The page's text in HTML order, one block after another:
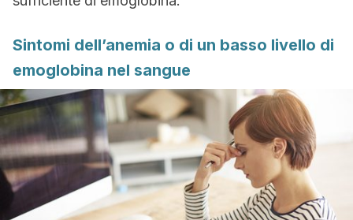
Sintomi dell’anemia o di un basso livello di
emoglobina nel sangue